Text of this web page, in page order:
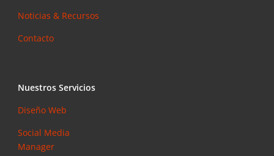
Noticias & Recursos
Contacto
Nuestros Servicios
Diseño Web
Social Media
Manager